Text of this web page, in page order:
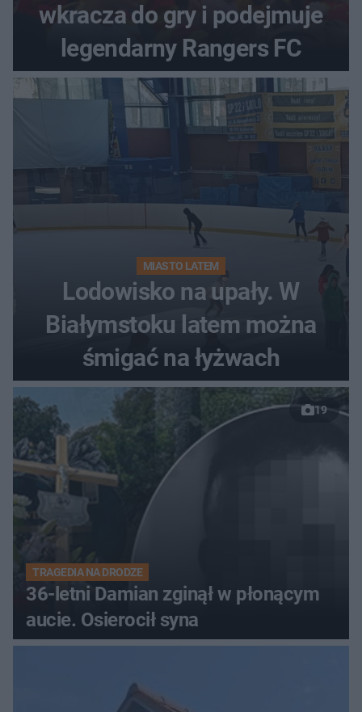
wkracza do gry i podejmuje
legendarny Rangers FC
MIASTO LATEM
Lodowisko na upały. W
Białymstoku latem można
śmigać na łyżwach
19
TRAGEDIA NA DRODZE
36-letni Damian zginął w płonącym
aucie. Osierocił syna